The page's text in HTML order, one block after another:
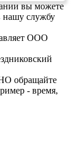
вы можете
нашу службу
ООО
обращайте
- время,